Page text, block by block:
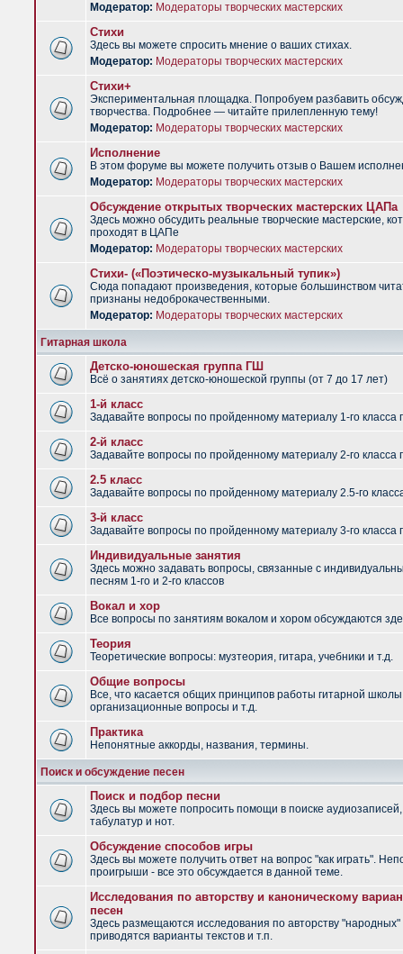
Модератор: Модераторы творческих мастерских
Стихи
Здесь вы можете спросить мнение о ваших стихах.
Модератор: Модераторы творческих мастерских
Стихи+
Экспериментальная площадка. Попробуем разбавить
творчества. Подробнее — читайте прилепленную тему!
Модератор: Модераторы творческих мастерских
Исполнение
В этом форуме вы можете получить отзыв о Вашем
Модератор: Модераторы творческих мастерских
Обсуждение открытых творческих мастерских ЦАПа
Здесь можно обсудить реальные творческие мастерские,
проходят в ЦАПе
Модератор: Модераторы творческих мастерских
Стихи- («Поэтическо-музыкальный тупик»)
Сюда попадают произведения, которые большинством
признаны недоброкачественными.
Модератор: Модераторы творческих мастерских
Гитарная школа
Детско-юношеская группа ГШ
Всё о занятиях детско-юношеской группы (от 7 до 17 лет)
1-й класс
Задавайте вопросы по пройденному материалу 1-го класса
2-й класс
Задавайте вопросы по пройденному материалу 2-го класса
2.5 класс
Задавайте вопросы по пройденному материалу 2.5-го
3-й класс
Задавайте вопросы по пройденному материалу 3-го класса
Индивидуальные занятия
Здесь можно задавать вопросы, связанные с
песням 1-го и 2-го классов
Вокал и хор
Все вопросы по занятиям вокалом и хором обсуждаются
Теория
Теоретические вопросы: музтеория, гитара, учебники и т.д.
Общие вопросы
Все, что касается общих принципов работы гитарной
организационные вопросы и т.д.
Практика
Непонятные аккорды, названия, термины.
Поиск и обсуждение песен
Поиск и подбор песни
Здесь вы можете попросить помощи в поиске аудиозаписей,
табулатур и нот.
Обсуждение способов игры
Здесь вы можете получить ответ на вопрос "как играть".
проигрыши - все это обсуждается в данной теме.
Исследования по авторству и каноническому
песен
Здесь размещаются исследования по авторству "народных"
приводятся варианты текстов и т.п.